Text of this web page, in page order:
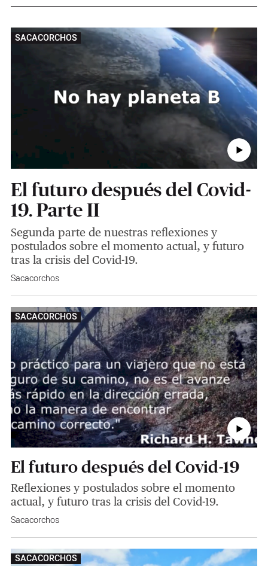
SACACORCHOS
El futuro después del Covid-
19. Parte II
Segunda parte de nuestras reflexiones y
postulados sobre el momento actual, y futuro
tras la crisis del Covid-19.
Sacacorchos
SACACORCHOS
El futuro después del Covid-19
Reflexiones y postulados sobre el momento
actual, y futuro tras la crisis del Covid-19.
Sacacorchos
SACACORCHOS